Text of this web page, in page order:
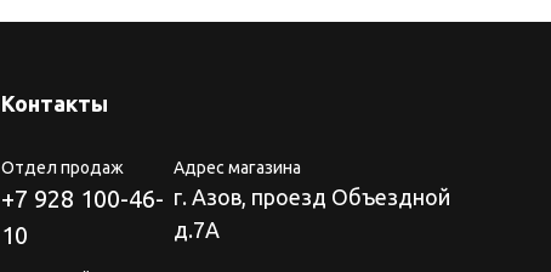
Контакты
Отдел продаж
+7 928 100-46-
10
Адрес магазина
г. Азов, проезд Объездной
д.7А